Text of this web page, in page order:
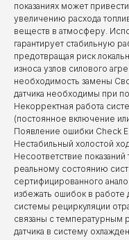
показаниях может
увеличению расхода
веществ в атмосферу.
гарантирует стабильную
предотвращая риск
износа узлов силового
необходимость замены
датчика необходимы при
Некорректная работа
(постоянное включение
Появление ошибки Check
Нестабильный холостой
Несоответствие
реальному состоянию
сертифицированного
избежать ошибок в работе
системы рециркуляции
связаны с температурным
датчика в систему